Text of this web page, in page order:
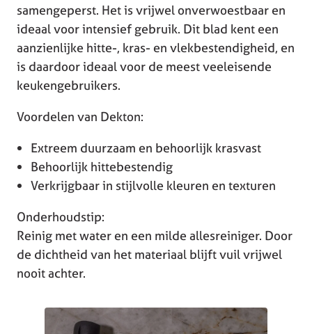
samengeperst. Het is vrijwel onverwoestbaar en
ideaal voor intensief gebruik. Dit blad kent een
aanzienlijke hitte-, kras- en vlekbestendigheid, en
is daardoor ideaal voor de meest veeleisende
keukengebruikers.
Voordelen van Dekton:
Extreem duurzaam en behoorlijk krasvast
Behoorlijk hittebestendig
Verkrijgbaar in stijlvolle kleuren en texturen
Onderhoudstip:
Reinig met water en een milde allesreiniger. Door
de dichtheid van het materiaal blijft vuil vrijwel
nooit achter.